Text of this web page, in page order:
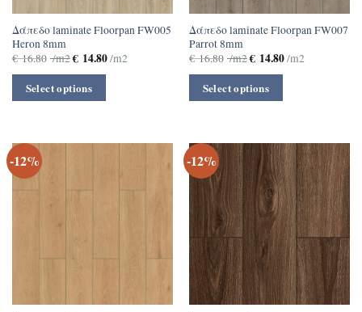
Δάπεδο laminate Floorpan FW005
Heron 8mm
€16.80 /m2€14.80/m2
Select options
Δάπεδο laminate Floorpan FW007
Parrot 8mm
€16.80 /m2€14.80/m2
Select options
-12% -12%